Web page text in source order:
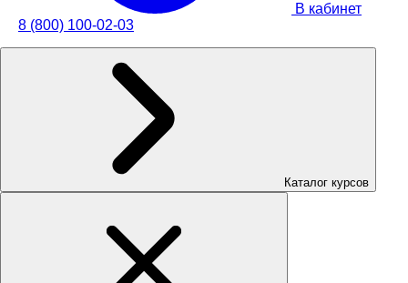
В кабинет
8 (800) 100-02-03
Каталог курсов